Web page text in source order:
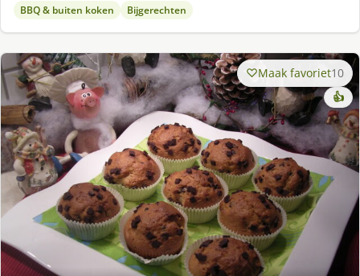
BBQ & buiten koken Bijgerechten
Maak favoriet10
👍